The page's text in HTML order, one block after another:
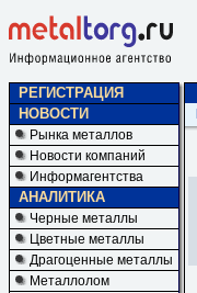
РЕГИСТРАЦИЯ
НОВОСТИ
Рынка металлов
Новости компаний
Информагентства
АНАЛИТИКА
Черные металлы
Цветные металлы
Драгоценные металлы
Металлолом